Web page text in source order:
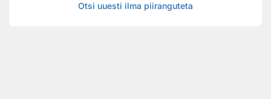
Otsi uuesti ilma piiranguteta